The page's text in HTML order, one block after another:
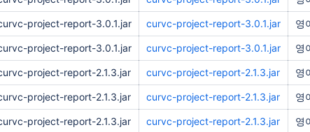
project-report-3.0.1.jar curvc-project-report-3.0.1.jar 영
project-report-3.0.1.jar curvc-project-report-3.0.1.jar 영
project-report-2.1.3.jar curvc-project-report-2.1.3.jar 영
project-report-2.1.3.jar curvc-project-report-2.1.3.jar 영
project-report-2.1.3.jar curvc-project-report-2.1.3.jar 영